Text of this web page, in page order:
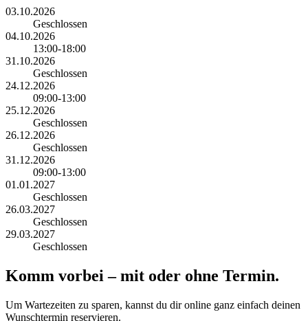
03.10.2026
Geschlossen
04.10.2026
13:00-18:00
31.10.2026
Geschlossen
24.12.2026
09:00-13:00
25.12.2026
Geschlossen
26.12.2026
Geschlossen
31.12.2026
09:00-13:00
01.01.2027
Geschlossen
26.03.2027
Geschlossen
29.03.2027
Geschlossen
Komm vorbei – mit oder ohne Termin.
Um Wartezeiten zu sparen, kannst du dir online ganz einfach deinen
Wunschtermin reservieren.